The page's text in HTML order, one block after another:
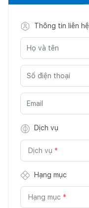
Thông tin liên hệ
Dịch vụ
Dịch vụ *
Hạng mục
Hạng mục *